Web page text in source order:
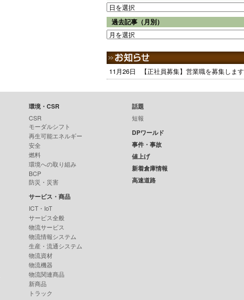
過去記事（月別）
11月26日 【正社員募集】営業職を募集します
環境・CSR
CSR
モーダルシフト
再生可能エネルギー
安全
燃料
環境への取り組み
BCP
防災・災害
サービス・商品
ICT・IoT
サービス全般
物流サービス
物流情報システム
生産・流通システム
物流資材
物流機器
物流関連商品
新商品
トラック
話題
短報
DPワールド
事件・事故
値上げ
新着倉庫情報
高速道路